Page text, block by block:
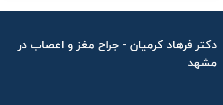
دکتر فرهاد کرمیان - جراح مغز و اعصاب در
مشهد